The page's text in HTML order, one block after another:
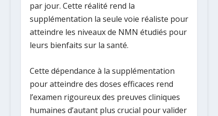
par jour. Cette réalité rend la
supplémentation la seule voie réaliste pour
atteindre les niveaux de NMN étudiés pour
leurs bienfaits sur la santé.
Cette dépendance à la supplémentation
pour atteindre des doses efficaces rend
l’examen rigoureux des preuves cliniques
humaines d’autant plus crucial pour valider